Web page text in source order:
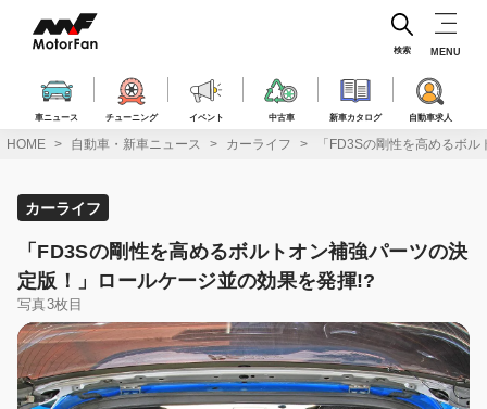
ス
車ニュース チューニング イベント 中古車 新車カタログ 自動車求人
検索 MENU
HOME 自動車・新車ニュース カーライフ 「FD3Sの剛性を高めるボ
カーライフ
「FD3Sの剛性を高めるボルトオン補強パーツの決
定版！」ロールケージ並の効果を発揮!?
写真3枚目